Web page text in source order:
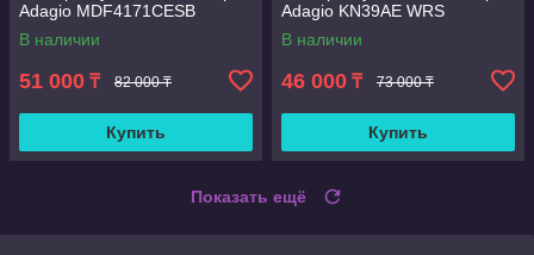
Adagio MDF4171CESB
В наличии
51 000 ₸ 82 000 ₸
Купить
Adagio KN39AE WRS
В наличии
46 000 ₸ 73 000 ₸
Купить
Показать ещё